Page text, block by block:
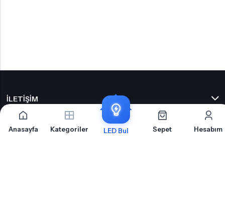
İLETIŞIM
Anasayfa Kategoriler LED Bul Sepet Hesabım